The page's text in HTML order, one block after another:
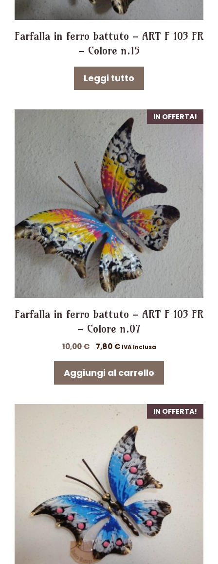
Farfalla in ferro battuto – ART F 103 FR
– Colore n.15
Leggi tutto
IN OFFERTA!
Farfalla in ferro battuto – ART F 103 FR
– Colore n.07
10,00€
Il
originale
era:
7,80€Il
attuale
IVA Inclusa
Aggiungi al carrello
IN OFFERTA!